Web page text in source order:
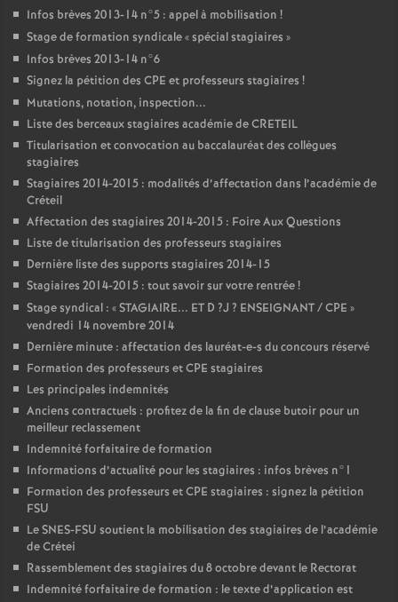
Infos brèves 2013-14 n°5 : appel à mobilisation !
Stage de formation syndicale «spécial stagiaires »
Infos brèves 2013-14 n°6
Signez la pétition des CPE et professeurs stagiaires !
Mutations, notation, inspection...
Liste des berceaux stagiaires académie deCRETEIL
Titularisation et convocation au baccalauréat des collègues
stagiaires
Stagiaires 2014-2015 : modalités d’affectation dans l’académie de
Créteil
Affectation des stagiaires 2014-2015 : Foire Aux Questions
Liste de titularisation des professeurs stagiaires
Dernière liste des supports stagiaires 2014-15
Stagiaires 2014-2015 : tout savoir sur votre rentrée!
Stage syndical : «STAGIAIRE... ET D ?J ? ENSEIGNANT/CPE »
vendredi 14 novembre 2014
Dernière minute : affectation des lauréat-e-s du concours réservé
Formation des professeurs etCPE stagiaires
Les principales indemnités
Anciens contractuels : profitez de la fin de clause butoir pour un
meilleur reclassement
Indemnité forfaitaire de formation
Informations d’actualité pour les stagiaires : infos brèves n°1
Formation des professeurs etCPE stagiaires : signez la pétition
FSU
LeSNES-FSU soutient la mobilisation des stagiaires de l’académie
de Crétei
Rassemblement des stagiaires du 8 octobre devant le Rectorat
Indemnité forfaitaire de formation : le texte d’application est